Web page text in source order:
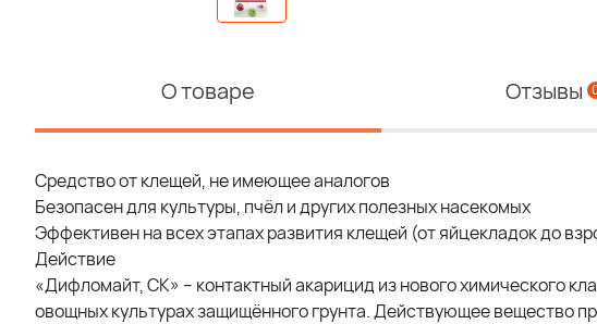
О товаре Отзывы
Средство от клещей, не имеющее аналогов
Безопасен для культуры, пчёл и других полезных насекомых
Эффективен на всех этапах развития клещей (от яйцекладок до
Действие
«Дифломайт, СК» – контактный акарицид из нового химического
овощных культурах защищённого грунта. Действующее вещество